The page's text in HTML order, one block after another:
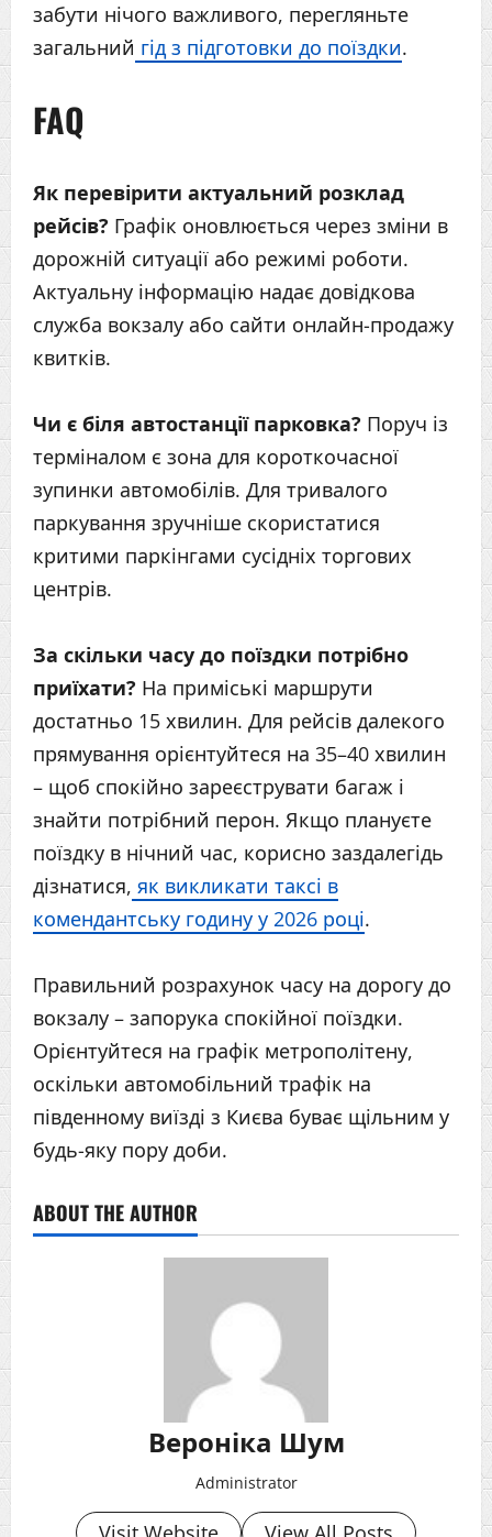
забути нічого важливого, перегляньте
загальний гід з підготовки до поїздки.
FAQ
Як перевірити актуальний розклад
рейсів? Графік оновлюється через зміни в
дорожній ситуації або режимі роботи.
Актуальну інформацію надає довідкова
служба вокзалу або сайти онлайн-продажу
квитків.
Чи є біля автостанції парковка? Поруч із
терміналом є зона для короткочасної
зупинки автомобілів. Для тривалого
паркування зручніше скористатися
критими паркінгами сусідніх торгових
центрів.
За скільки часу до поїздки потрібно
приїхати? На приміські маршрути
достатньо 15 хвилин. Для рейсів далекого
прямування орієнтуйтеся на 35–40 хвилин
– щоб спокійно зареєструвати багаж і
знайти потрібний перон. Якщо плануєте
поїздку в нічний час, корисно заздалегідь
дізнатися, як викликати таксі в
комендантську годину у 2026 році.
Правильний розрахунок часу на дорогу до
вокзалу – запорука спокійної поїздки.
Орієнтуйтеся на графік метрополітену,
оскільки автомобільний трафік на
південному виїзді з Києва буває щільним у
будь-яку пору доби.
ABOUT THE AUTHOR
Вероніка Шум
Administrator